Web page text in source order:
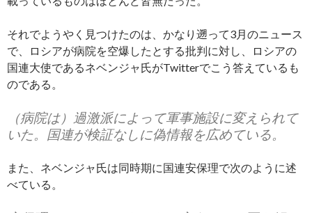
それでようやく見つけたのは、かなり遡って3月のニュース
で、ロシアが病院を空爆したとする批判に対し、ロシアの
国連大使であるネベンジャ氏がTwitterでこう答えているも
のである。
（病院は）過激派によって軍事施設に変えられて
いた。国連が検証なしに偽情報を広めている。
また、ネベンジャ氏は同時期に国連安保理で次のように述
べている。